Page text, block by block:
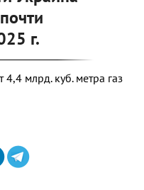
г.
млрд. куб. метра газ